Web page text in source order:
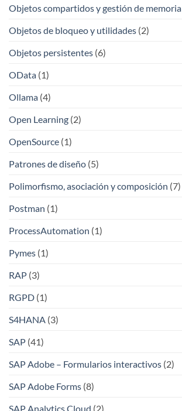
Objetos compartidos y gestión de memoria
Objetos de bloqueo y utilidades (2)
Objetos persistentes (6)
OData (1)
Ollama (4)
Open Learning (2)
OpenSource (1)
Patrones de diseño (5)
Polimorfismo, asociación y composición (7)
Postman (1)
ProcessAutomation (1)
Pymes (1)
RAP (3)
RGPD (1)
S4HANA (3)
SAP (41)
SAP Adobe – Formularios interactivos (2)
SAP Adobe Forms (8)
SAP Analytics Cloud (2)